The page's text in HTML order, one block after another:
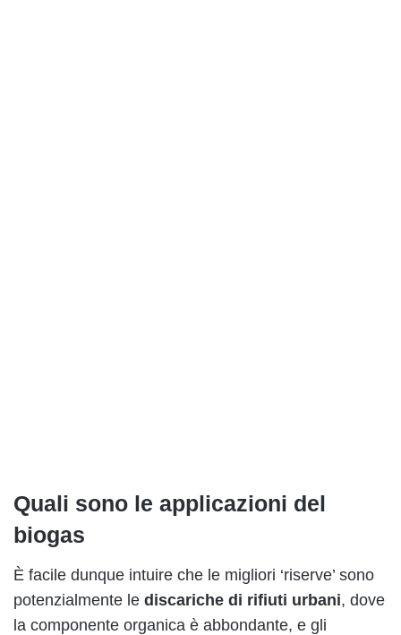
Quali sono le applicazioni del
biogas
È facile dunque intuire che le migliori ‘riserve’ sono
potenzialmente le discariche di rifiuti urbani, dove
la componente organica è abbondante, e gli